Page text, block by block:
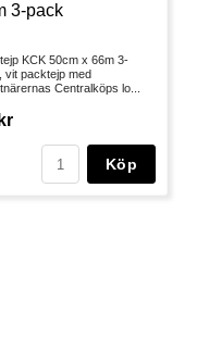
3-pack
KCK 50cm x 66m 3-
vit packtejp med
Centralköps lo...
Köp